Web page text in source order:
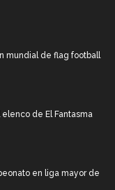
mundial de flag football
elenco de El Fantasma
en liga mayor de